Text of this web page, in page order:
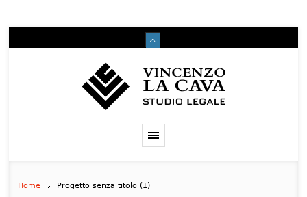
Home Progetto senza titolo (1)